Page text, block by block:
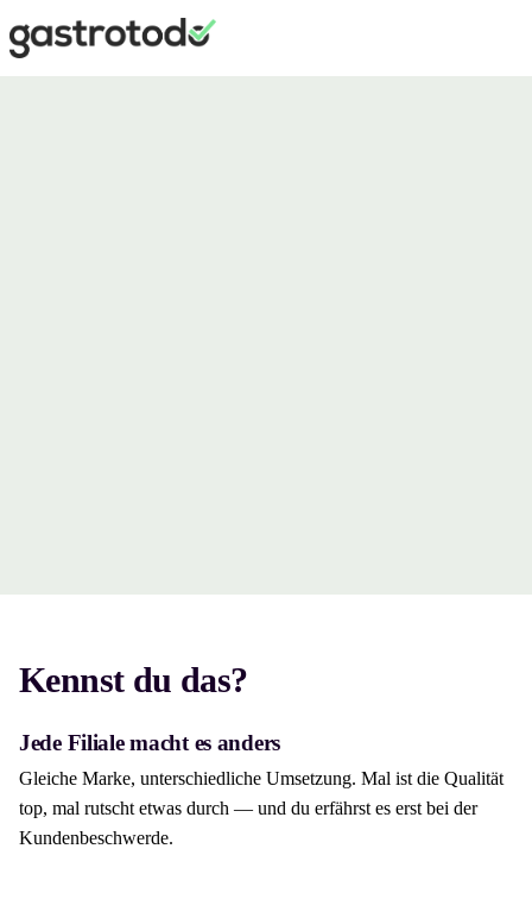
Kennst du das?
Jede Filiale macht es anders
Gleiche Marke, unterschiedliche Umsetzung. Mal ist die Qualität
top, mal rutscht etwas durch — und du erfährst es erst bei der
Kundenbeschwerde.